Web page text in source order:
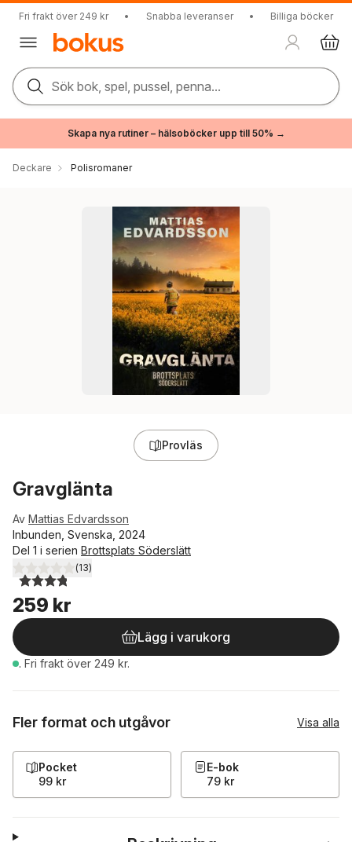
Fri frakt över 249 kr • Snabba leveranser • Billiga böcker
Sök bok, spel, pussel, penna...
Skapa nya rutiner – hälsoböcker upp till 50% →
Deckare Polisromaner
Provläs
Gravglänta
Av Mattias Edvardsson
Inbunden, Svenska, 2024
Del 1 i serien Brottsplats Söderslätt
3,8utav 5 stjärnor. Totalt antal röster:
(13)
259 kr
Lägg i varukorg
. Fri frakt över 249 kr.
Fler format och utgåvor Visa alla
Pocket
99 kr
E-bok
79 kr